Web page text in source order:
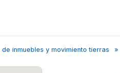
inmuebles y movimiento tierras